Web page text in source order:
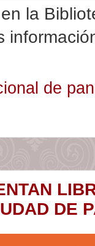
la
de
DE